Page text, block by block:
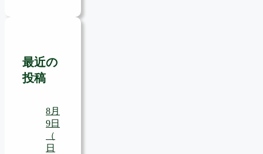
最近の
投稿
8月
9日
（
日